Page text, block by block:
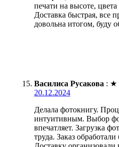
печати на высоте,
Доставка быстрая, все
довольна итогом, буду
Василиса Русакова : ★
20.12.2024
Делала фотокнигу.
интуитивным. Выбор
впечатляет. Загрузка
труда. Заказ